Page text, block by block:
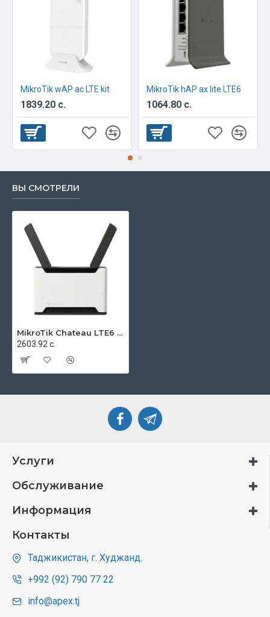
MikroTik wAP ac LTE kit
1839.20 с.
MikroTik hAP ax lite LTE6
1064.80 с.
ВЫ СМОТРЕЛИ
MikroTik Chateau LTE6 ax
2603.92 с.
Услуги
Обслуживание
Информация
Контакты
Таджикистан, г. Худжанд.
+992 (92) 790 77 22
info@apex.tj